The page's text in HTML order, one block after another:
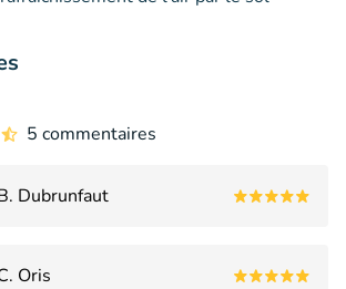
5 commentaires
Dubrunfaut
Oris